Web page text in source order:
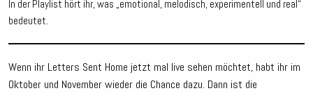
In der Playlist hört ihr, was „emotional, melodisch, experimentell und real“
bedeutet.
Wenn ihr Letters Sent Home jetzt mal live sehen möchtet, habt ihr im
Oktober und November wieder die Chance dazu. Dann ist die